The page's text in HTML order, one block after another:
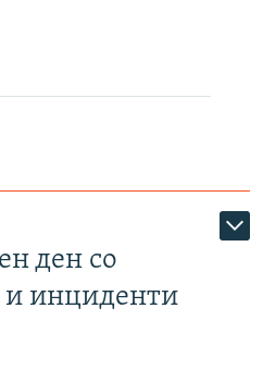
ден со
и инциденти